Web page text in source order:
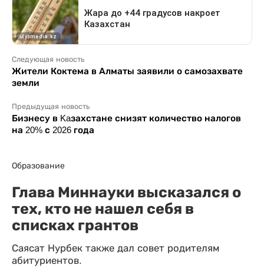
Следующая новость
Жители Коктема в Алматы заявили о самозахвате
земли
Предыдущая новость
Бизнесу в Kaзахстане снизят количество налогов
на 20% с 2026 года
Образование
Глава Миннауки высказался о
тех, кто не нашел себя в
списках грантов
Саясат Нурбек также дал совет родителям
абитуриентов.